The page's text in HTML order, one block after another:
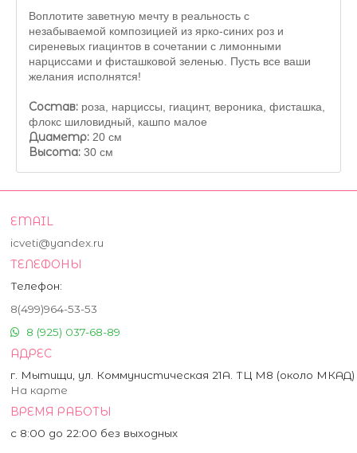
Воплотите заветную мечту в реальность с
незабываемой композицией из ярко-синих роз и
сиреневых гиацинтов в сочетании с лимонными
нарциссами и фисташковой зеленью. Пусть все ваши
желания исполнятся!
Состав: роза, нарциссы, гиацинт, вероника, фисташка,
флокс шиловидный, кашпо малое
Диаметр: 20 см
Высота: 30 см
EMAIL
icveti@yandex.ru
ТЕЛЕФОНЫ
Телефон:
8(499)964-53-53
8 (925) 037-68-89
АДРЕС
г. Мытищи, ул. Коммунистическая 21А. ТЦ М8 (около МКАД)
На карте
ВРЕМЯ РАБОТЫ
с 8:00 до 22:00 без выходных